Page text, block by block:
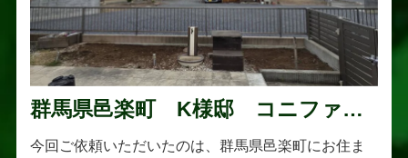
群馬県邑楽町 K様邸 コニファー
伐採・抜根工事
今回ご依頼いただいたのは、群馬県邑楽町にお住ま